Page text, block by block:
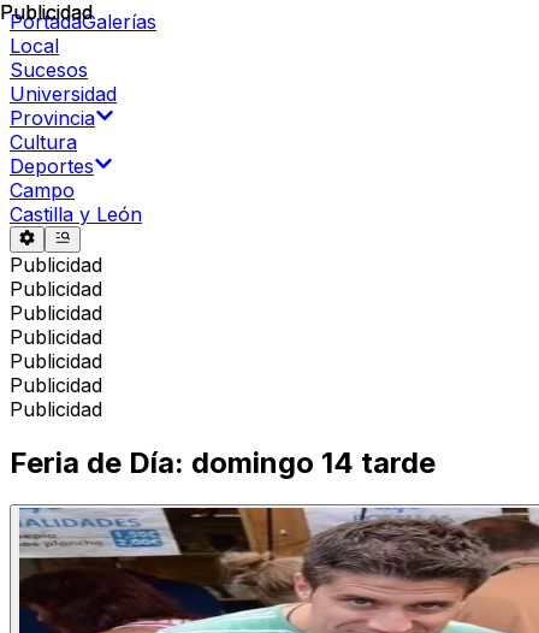
PortadaGalerías
Local
Sucesos
Universidad
Provincia
Cultura
Deportes
Campo
Castilla y León
Publicidad
Publicidad
Publicidad
Publicidad
Publicidad
Publicidad
Publicidad
Publicidad
Feria de Día: domingo 14 tarde
Publicidad